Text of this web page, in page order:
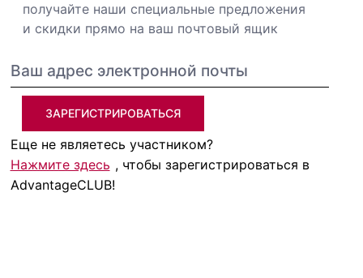
получайте наши специальные предложения
и скидки прямо на ваш почтовый ящик
ЗАРЕГИСТРИРОВАТЬСЯ
Еще не являетесь участником?
Нажмите здесь , чтобы зарегистрироваться в
AdvantageCLUB!